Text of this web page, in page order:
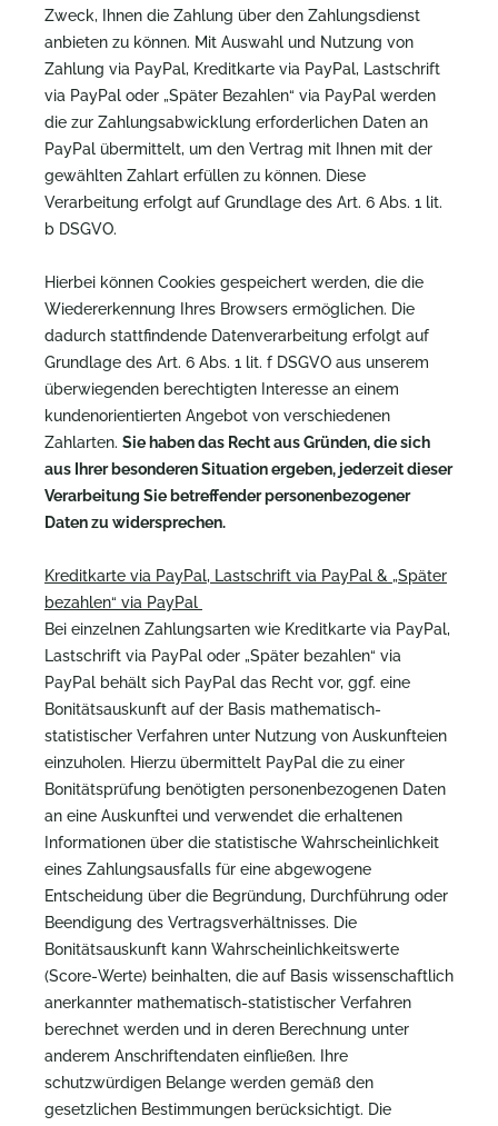
Zweck, Ihnen die Zahlung über den Zahlungsdienst
anbieten zu können. Mit Auswahl und Nutzung von
Zahlung via PayPal, Kreditkarte via PayPal, Lastschrift
via PayPal oder „Später Bezahlen“ via PayPal werden
die zur Zahlungsabwicklung erforderlichen Daten an
PayPal übermittelt, um den Vertrag mit Ihnen mit der
gewählten Zahlart erfüllen zu können. Diese
Verarbeitung erfolgt auf Grundlage des Art. 6 Abs. 1 lit.
b DSGVO.
Hierbei können Cookies gespeichert werden, die die
Wiedererkennung Ihres Browsers ermöglichen. Die
dadurch stattfindende Datenverarbeitung erfolgt auf
Grundlage des Art. 6 Abs. 1 lit. f DSGVO aus unserem
überwiegenden berechtigten Interesse an einem
kundenorientierten Angebot von verschiedenen
Zahlarten. Sie haben das Recht aus Gründen, die sich
aus Ihrer besonderen Situation ergeben, jederzeit dieser
Verarbeitung Sie betreffender personenbezogener
Daten zu widersprechen.
Kreditkarte via PayPal, Lastschrift via PayPal & „Später
bezahlen“ via PayPal
Bei einzelnen Zahlungsarten wie Kreditkarte via PayPal,
Lastschrift via PayPal oder „Später bezahlen“ via
PayPal behält sich PayPal das Recht vor, ggf. eine
Bonitätsauskunft auf der Basis mathematisch-
statistischer Verfahren unter Nutzung von Auskunfteien
einzuholen. Hierzu übermittelt PayPal die zu einer
Bonitätsprüfung benötigten personenbezogenen Daten
an eine Auskunftei und verwendet die erhaltenen
Informationen über die statistische Wahrscheinlichkeit
eines Zahlungsausfalls für eine abgewogene
Entscheidung über die Begründung, Durchführung oder
Beendigung des Vertragsverhältnisses. Die
Bonitätsauskunft kann Wahrscheinlichkeitswerte
(Score-Werte) beinhalten, die auf Basis wissenschaftlich
anerkannter mathematisch-statistischer Verfahren
berechnet werden und in deren Berechnung unter
anderem Anschriftendaten einfließen. Ihre
schutzwürdigen Belange werden gemäß den
gesetzlichen Bestimmungen berücksichtigt. Die